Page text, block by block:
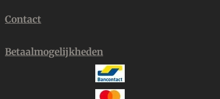
Contact
Betaalmogelijkheden